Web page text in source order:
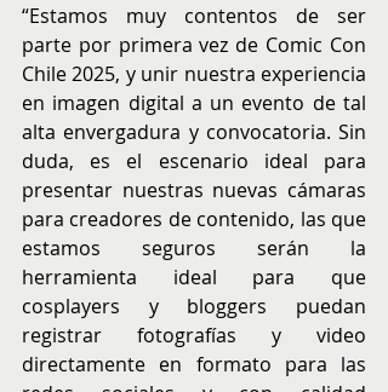
“Estamos muy contentos de ser
parte por primera vez de Comic Con
Chile 2025, y unir nuestra experiencia
en imagen digital a un evento de tal
alta envergadura y convocatoria. Sin
duda, es el escenario ideal para
presentar nuestras nuevas cámaras
para creadores de contenido, las que
estamos seguros serán la
herramienta ideal para que
cosplayers y bloggers puedan
registrar fotografías y video
directamente en formato para las